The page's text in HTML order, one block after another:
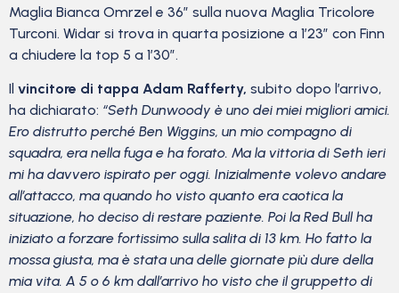
Maglia Bianca Omrzel e 36″ sulla nuova Maglia Tricolore
Turconi. Widar si trova in quarta posizione a 1’23” con Finn
a chiudere la top 5 a 1’30”.
Il vincitore di tappa Adam Rafferty, subito dopo l’arrivo,
ha dichiarato: “Seth Dunwoody è uno dei miei migliori amici.
Ero distrutto perché Ben Wiggins, un mio compagno di
squadra, era nella fuga e ha forato. Ma la vittoria di Seth ieri
mi ha davvero ispirato per oggi. Inizialmente volevo andare
all’attacco, ma quando ho visto quanto era caotica la
situazione, ho deciso di restare paziente. Poi la Red Bull ha
iniziato a forzare fortissimo sulla salita di 13 km. Ho fatto la
mossa giusta, ma è stata una delle giornate più dure della
mia vita. A 5 o 6 km dall’arrivo ho visto che il gruppetto di